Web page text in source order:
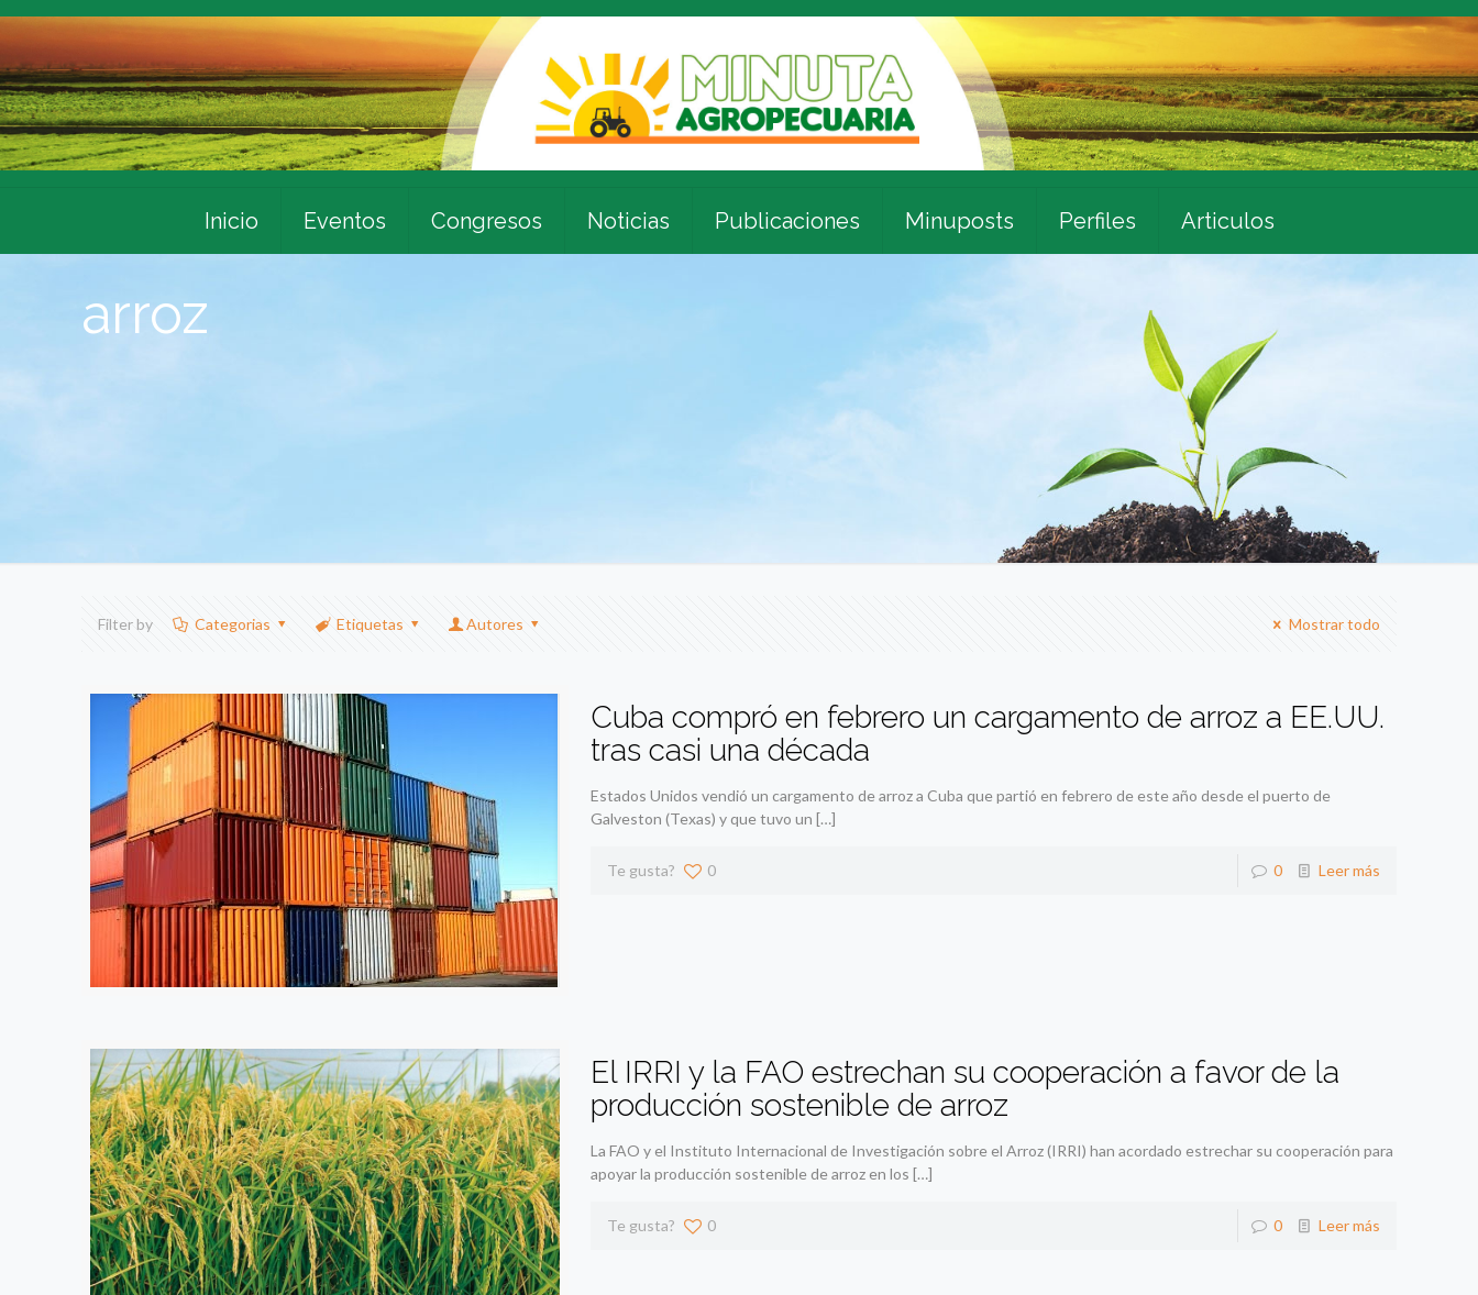
Inicio Eventos Congresos Noticias Publicaciones Minuposts Perfiles Articulos
arroz
Filter by Categorias Etiquetas Autores Mostrar todo
Cuba compró en febrero un cargamento de arroz a EE.UU.
tras casi una década
Estados Unidos vendió un cargamento de arroz a Cuba que partió en febrero de este año desde el puerto de
Galveston (Texas) y que tuvo un […]
Te gusta? 0 0 Leer más
El IRRI y la FAO estrechan su cooperación a favor de la
producción sostenible de arroz
La FAO y el Instituto Internacional de Investigación sobre el Arroz (IRRI) han acordado estrechar su cooperación para
apoyar la producción sostenible de arroz en los […]
Te gusta? 0 0 Leer más